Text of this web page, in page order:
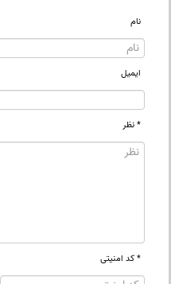
نام
ایمیل
* نظر
* کد امنیتی